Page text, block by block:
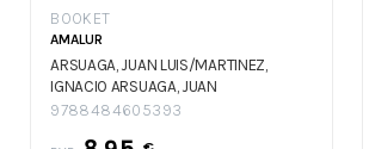
BOOKET
AMALUR
ARSUAGA, JUAN LUIS/MARTINEZ,
IGNACIO ARSUAGA, JUAN
LUIS/MARTINEZ, IGNACIO
9788484605393